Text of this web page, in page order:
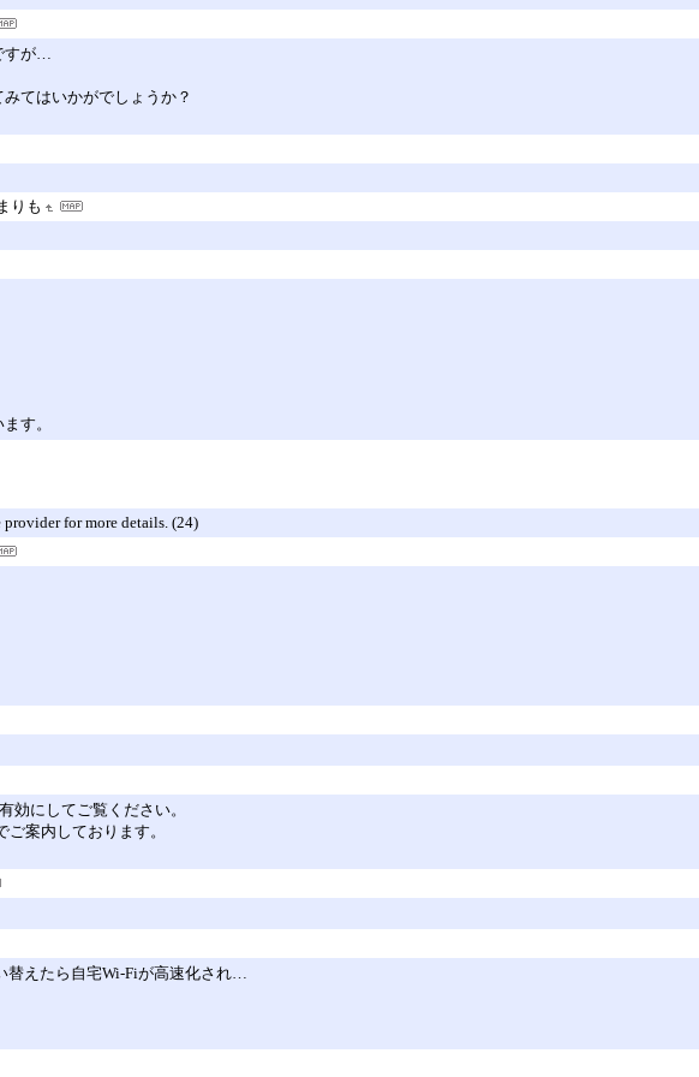
すが…
てはいかがでしょうか？
りも
す。
provider for more details. (24)
効にしてご覧ください。
案内しております。
替えたら自宅Wi-Fiが高速化され…